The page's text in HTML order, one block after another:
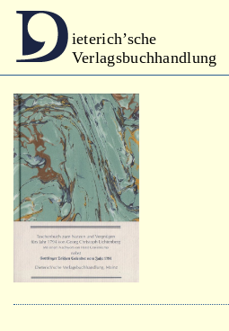
ieterich’sche
Verlagsbuchhandlung